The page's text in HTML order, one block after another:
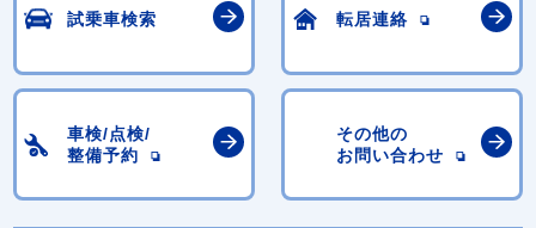
試乗車検索 転居連絡
車検/点検/
整備予約
その他の
お問い合わせ